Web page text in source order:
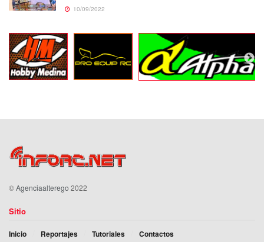
10/09/2022
©Agenciaalterego 2022
Sitio
Inicio Reportajes Tutoriales Contactos